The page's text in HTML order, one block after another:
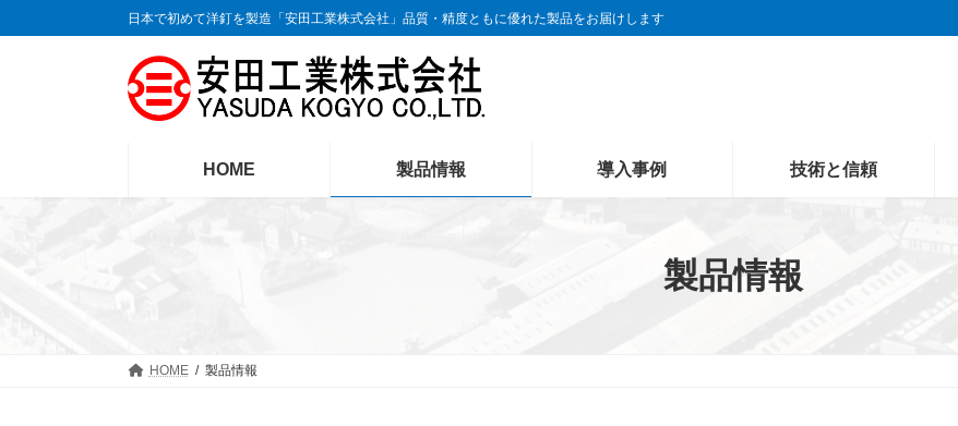
ン
ビ
日本で初めて洋釘を製造「安田工業株式会社」品質・精度ともに優れた製品をお届けします
HOME 製品情報 導入事例 技術と信頼
製品情報
HOME 製品情報